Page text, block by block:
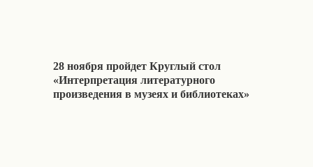
28 ноября пройдет Круглый стол
«Интерпретация литературного
произведения в музеях и библиотеках»